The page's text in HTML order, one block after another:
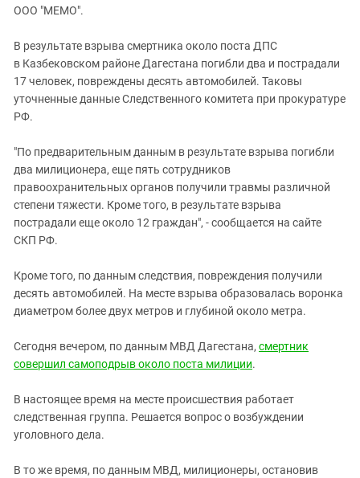
ИНАКОМЫСЛИЕ В ЧЕЧНЕ
ПРЕСЛЕДОВАНИЕ АКТИВИСТОВ
МОБИЛИЗАЦИЯ И ПРОТЕСТЫ
Дагестан
Кабардино-Балкария
Калмыкия
Карачаево-Черкесия
Российская Федерация
Ростовская область
Северная Осетия - Алания
Ставропольский край
Чечня
Южный Кавказ
ООО "МЕМО".
В результате взрыва смертника около поста ДПС
в Казбековском районе Дагестана погибли два и пострадали
17 человек, повреждены десять автомобилей. Таковы
уточненные данные Следственного комитета при прокуратуре
РФ.
"По предварительным данным в результате взрыва погибли
два милиционера, еще пять сотрудников
правоохранительных органов получили травмы различной
степени тяжести. Кроме того, в результате взрыва
пострадали еще около 12 граждан", - сообщается на сайте
СКП РФ.
Кроме того, по данным следствия, повреждения получили
десять автомобилей. На месте взрыва образовалась воронка
диаметром более двух метров и глубиной около метра.
Сегодня вечером, по данным МВД Дагестана, смертник
совершил самоподрыв около поста милиции.
В настоящее время на месте происшествия работает
следственная группа. Решается вопрос о возбуждении
уголовного дела.
В то же время, по данным МВД, милиционеры, остановив